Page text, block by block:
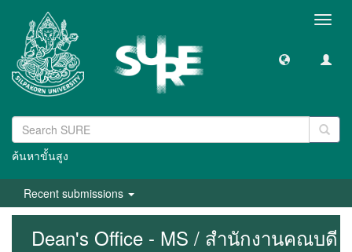
ค้นหาขั้นสูง
Recent submissions
Dean's Office - MS / สำนักงานคณบดี